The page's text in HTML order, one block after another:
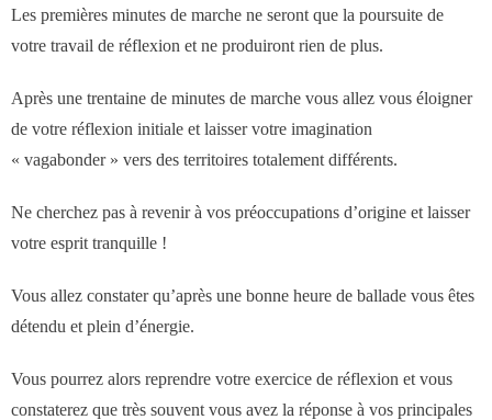
- Formations organisationnelles
Le Cabinet
- Notre valeur ajoutée
- Références clients
Contact
Les premières minutes de marche ne seront que la poursuite de
votre travail de réflexion et ne produiront rien de plus.
Après une trentaine de minutes de marche vous allez vous éloigner
de votre réflexion initiale et laisser votre imagination
« vagabonder » vers des territoires totalement différents.
Ne cherchez pas à revenir à vos préoccupations d’origine et laisser
votre esprit tranquille !
Vous allez constater qu’après une bonne heure de ballade vous êtes
détendu et plein d’énergie.
Vous pourrez alors reprendre votre exercice de réflexion et vous
constaterez que très souvent vous avez la réponse à vos principales